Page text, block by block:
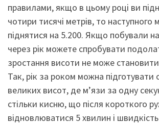
правилами, якщо в цьому році ви
чотири тисячі метрів, то наступного
піднятися на 5.200. Якщо побували
через рік можете спробувати
зростання висоти не може
Так, рік за роком можна підготувати
великих висот, де м’язи за одну
стільки кисню, що після короткого
відновлюватися 5 хвилин і швидкість